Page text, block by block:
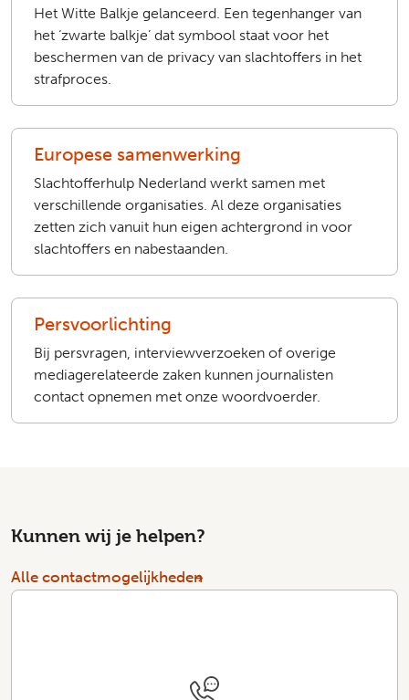
Het Witte Balkje gelanceerd. Een tegenhanger van
het ‘zwarte balkje’ dat symbool staat voor het
beschermen van de privacy van slachtoffers in het
strafproces.
Europese samenwerking
Slachtofferhulp Nederland werkt samen met
verschillende organisaties. Al deze organisaties
zetten zich vanuit hun eigen achtergrond in voor
slachtoffers en nabestaanden.
Persvoorlichting
Bij persvragen, interviewverzoeken of overige
mediagerelateerde zaken kunnen journalisten
contact opnemen met onze woordvoerder.
Kunnen wij je helpen?
Alle contactmogelijkheden